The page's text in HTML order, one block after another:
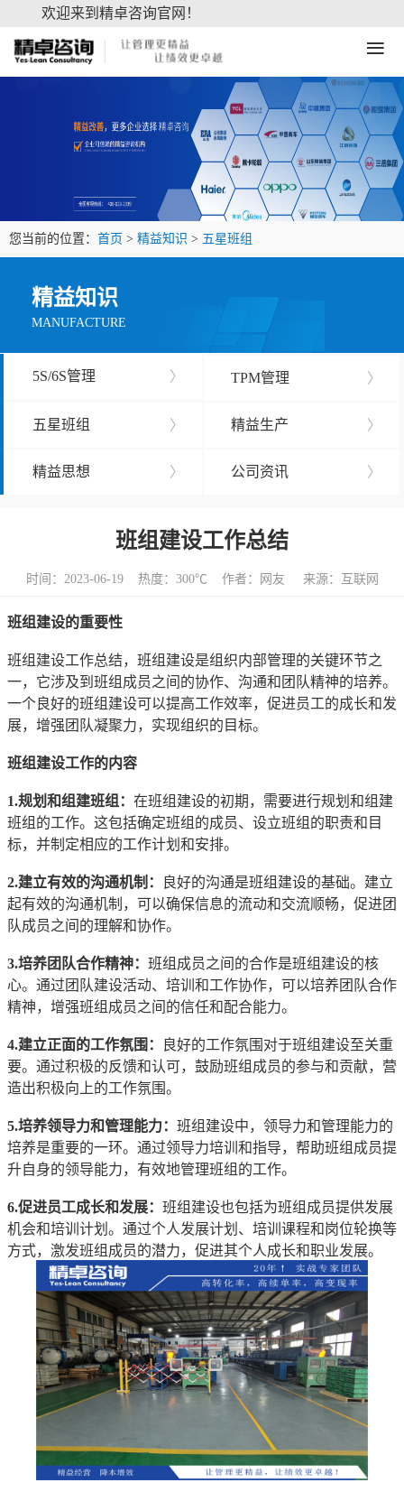
欢迎来到精卓咨询官网！
≡
您当前的位置： 首页 > 精益知识 > 五星班组
精益知识
MANUFACTURE
5S/6S管理 〉 TPM管理 〉
五星班组 〉 精益生产 〉
精益思想 〉 公司资讯 〉
班组建设工作总结
时间：2023-06-19 热度： 300℃ 作者：网友 来源：互联网
班组建设的重要性
班组建设工作总结，班组建设是组织内部管理的关键环节之
一，它涉及到班组成员之间的协作、沟通和团队精神的培养。
一个良好的班组建设可以提高工作效率，促进员工的成长和发
展，增强团队凝聚力，实现组织的目标。
班组建设工作的内容
1.规划和组建班组： 在班组建设的初期，需要进行规划和组建
班组的工作。这包括确定班组的成员、设立班组的职责和目
标，并制定相应的工作计划和安排。
2.建立有效的沟通机制：
良好的沟通是班组建设的基础。建立
起有效的沟通机制，可以确保信息的流动和交流顺畅，促进团
队成员之间的理解和协作。
3.培养团队合作精神： 班组成员之间的合作是班组建设的核
心。通过团队建设活动、培训和工作协作，可以培养团队合作
精神，增强班组成员之间的信任和配合能力。
4.建立正面的工作氛围：
良好的工作氛围对于班组建设至关重
要。通过积极的反馈和认可，鼓励班组成员的参与和贡献，营
造出积极向上的工作氛围。
5.培养领导力和管理能力： 班组建设中，领导力和管理能力的
培养是重要的一环。通过领导力培训和指导，帮助班组成员提
升自身的领导能力，有效地管理班组的工作。
6.促进员工成长和发展： 班组建设也包括为班组成员提供发展
机会和培训计划。通过个人发展计划、培训课程和岗位轮换等
方式，激发班组成员的潜力，促进其个人成长和职业发展。